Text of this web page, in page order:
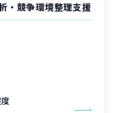
・競争環境整理支援